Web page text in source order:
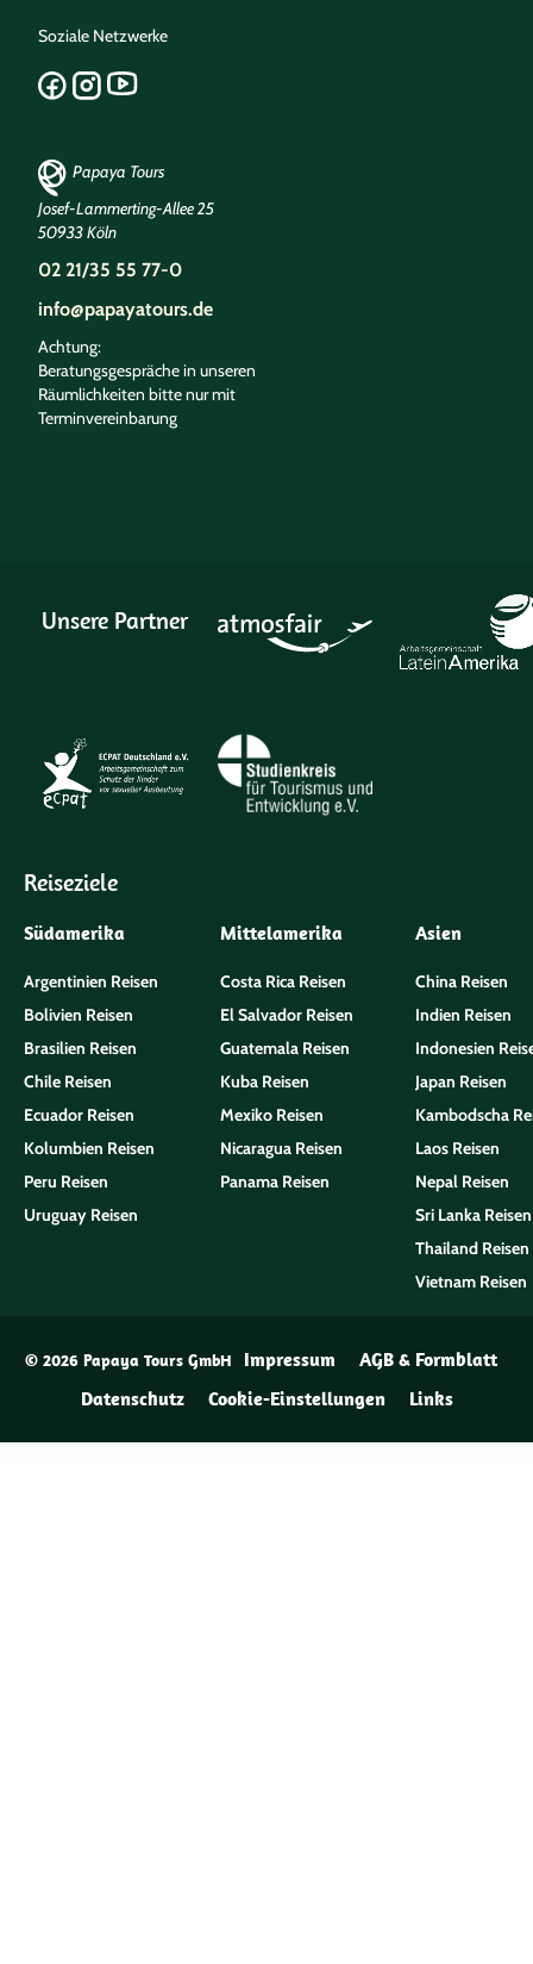
Soziale Netzwerke
Papaya Tours
Josef-Lammerting-Allee 25
50933 Köln
02 21/35 55 77-0
info@papayatours.de
Achtung:
Beratungsgespräche in unseren
Räumlichkeiten bitte nur mit
Terminvereinbarung
Unsere Partner
Reiseziele
Südamerika
Argentinien Reisen
Bolivien Reisen
Brasilien Reisen
Chile Reisen
Ecuador Reisen
Kolumbien Reisen
Peru Reisen
Uruguay Reisen
Mittelamerika
Costa Rica Reisen
El Salvador Reisen
Guatemala Reisen
Kuba Reisen
Mexiko Reisen
Nicaragua Reisen
Panama Reisen
Asien
China Reisen
Indien Reisen
Indonesien
Japan Reisen
Kambodscha
Laos Reisen
Nepal Reisen
Sri Lanka Reisen
Thailand Reisen
Vietnam Reisen
© 2026 Papaya Tours GmbH Impressum
AGB & Formblatt
Datenschutz
Cookie-Einstellungen Links